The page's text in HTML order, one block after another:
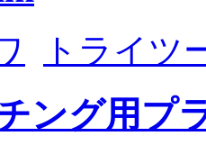
トライツ
ング用プ